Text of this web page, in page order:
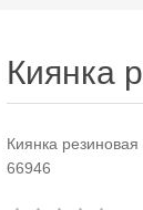
Киянка
Киянка
66946